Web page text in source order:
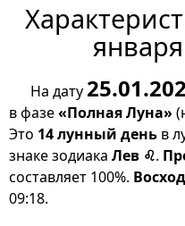
На дату
в фазе«Полная Луна»
Это 14 лунный день в
знаке зодиака Лев ♌.
составляет 100%. Восход
09:18.